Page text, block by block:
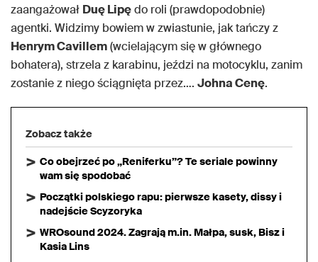
zaangażował Duę Lipędo roli (prawdopodobnie)
agentki. Widzimy bowiem w zwiastunie, jak tańczy z
Henrym Cavillem(wcielającym się w głównego
bohatera), strzela z karabinu, jeździ na motocyklu, zanim
zostanie z niego ściągnięta przez…. Johna Cenę.
Zobacz także
Co obejrzeć po „Reniferku”? Te seriale powinny
wam się spodobać
Początki polskiego rapu: pierwsze kasety, dissy i
nadejście Scyzoryka
WROsound 2024. Zagrają m.in. Małpa, susk, Bisz i
Kasia Lins